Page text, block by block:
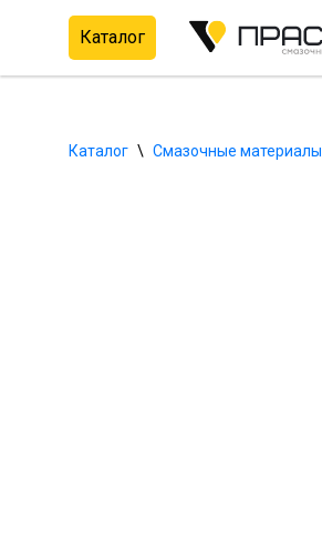
Перейти
Каталог
Каталог \ Смазочные материалы